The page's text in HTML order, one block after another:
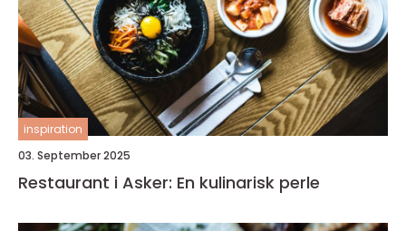
inspiration
03. September 2025
Restaurant i Asker: En kulinarisk perle